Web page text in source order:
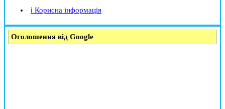
ℹ️ Корисна інформація
Оголошення від Google